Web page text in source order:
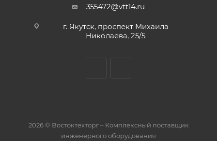
355472@vtt14.ru
г. Якутск, проспект Михаила
Николаева, 25/5
2026 © Востоктехторг – Комплексный поставщик
инженерного оборудования